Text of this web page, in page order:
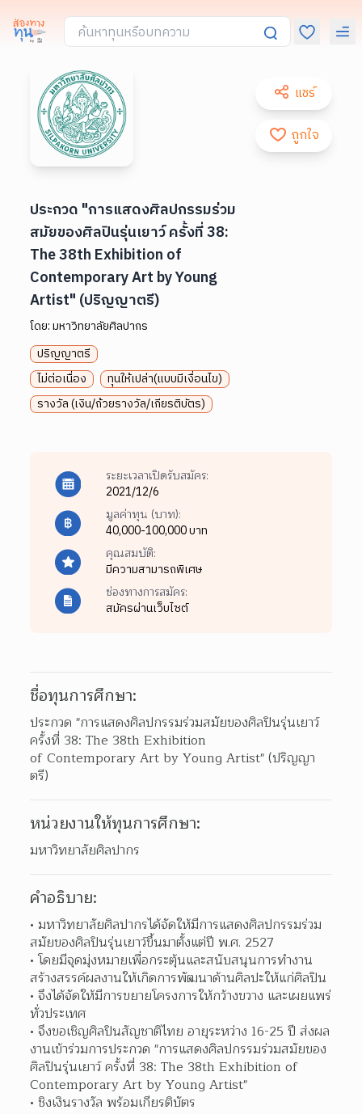
แชร์
ถูกใจ
ประกวด "การแสดงศิลปกรรมร่วม
สมัยของศิลปินรุ่นเยาว์ ครั้งที่ 38:
The 38th Exhibition of
Contemporary Art by Young
Artist" (ปริญญาตรี)
โดย:มหาวิทยาลัยศิลปากร
ปริญญาตรี
ไม่ต่อเนื่อง
ทุนให้เปล่า(แบบมีเงื่อนไข)
รางวัล (เงิน/ถ้วยรางวัล/เกียรติบัตร)
ระยะเวลาเปิดรับสมัคร:
2021/12/6
มูลค่าทุน (บาท):
40,000-100,000 บาท
คุณสมบัติ:
มีความสามารถพิเศษ
ช่องทางการสมัคร:
สมัครผ่านเว็บไซต์
ชื่อทุนการศึกษา:
ประกวด "การแสดงศิลปกรรมร่วมสมัยของศิลปินรุ่นเยาว์
ครั้งที่ 38: The 38th Exhibition
of Contemporary Art by Young Artist" (ปริญญา
ตรี)
หน่วยงานให้ทุนการศึกษา:
มหาวิทยาลัยศิลปากร
คำอธิบาย:
มหาวิทยาลัยศิลปากรได้จัดให้มีการแสดงศิลปกรรมร่วม
สมัยของศิลปินรุ่นเยาว์ขึ้นมาตั้งแต่ปี พ.ศ. 2527
โดยมีจุดมุ่งหมายเพื่อกระตุ้นและสนับสนุนการทำงาน
สร้างสรรค์ผลงานให้เกิดการพัฒนาด้านศิลปะให้แก่ศิลปิน
จึงได้จัดให้มีการขยายโครงการให้กว้างขวาง และเผยแพร่
ทั่วประเทศ
จึงขอเชิญศิลปินสัญชาติไทย อายุระหว่าง 16-25 ปี ส่งผล
งานเข้าร่วมการประกวด "การแสดงศิลปกรรมร่วมสมัยของ
ศิลปินรุ่นเยาว์ ครั้งที่ 38: The 38th Exhibition of
Contemporary Art by Young Artist"
ชิงเงินรางวัล พร้อมเกียรติบัตร